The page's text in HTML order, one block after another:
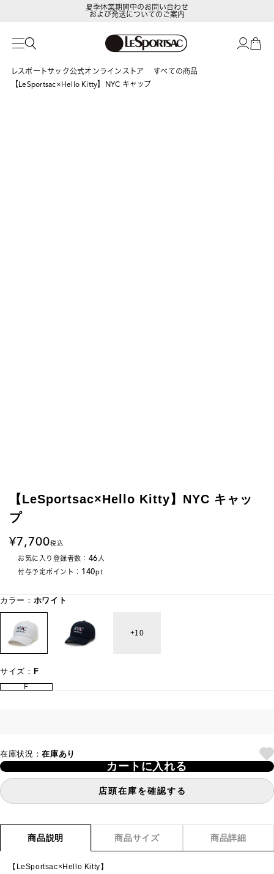
夏季休業期間中のお問い合わせ
および発送についてのご案内
レスポートサック公式オンラインストア
すべての商品
【LeSportsac×Hello Kitty】NYC キャップ
【LeSportsac×Hello Kitty】NYC キャッ
プ
7,700税込
お気に入り登録者数： 46人
付与予定ポイント： 140pt
カラー： ホワイト
10
サイズ： F
F
在庫状況：在庫あり
カートに入れる
店頭在庫を確認する
商品説明 商品サイズ 商品詳細
【LeSportsac×Hello Kitty】